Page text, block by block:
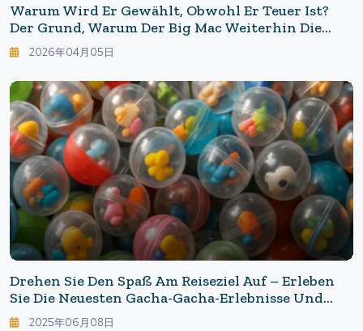
Warum Wird Er Gewählt, Obwohl Er Teuer Ist?
Der Grund, Warum Der Big Mac Weiterhin Die
Einnahmequelle Von McDonald's Bleibt
2026年04月05日
Drehen Sie Den Spaß Am Reiseziel Auf – Erleben
Sie Die Neuesten Gacha-Gacha-Erlebnisse Und
Verlieben Sie Sich Noch Mehr In Japan!
2025年06月08日